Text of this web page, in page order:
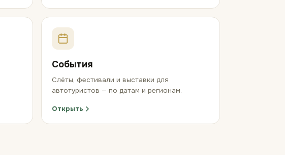
События
Слёты, фестивали и выставки для
автотуристов — по датам и регионам.
Открыть